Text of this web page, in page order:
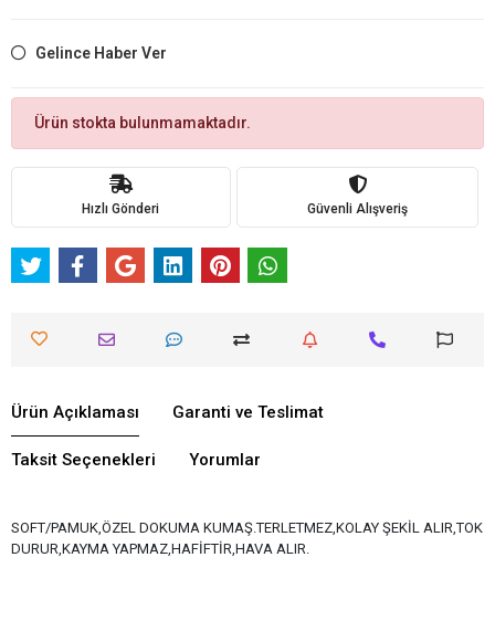
Gelince Haber Ver
Ürün stokta bulunmamaktadır.
Hızlı Gönderi Güvenli Alışveriş
Ürün Açıklaması Garanti ve Teslimat
Taksit Seçenekleri Yorumlar
SOFT/PAMUK,ÖZEL DOKUMA KUMAŞ.TERLETMEZ,KOLAY ŞEKİL ALIR,TOK
DURUR,KAYMA YAPMAZ,HAFİFTİR,HAVA ALIR.